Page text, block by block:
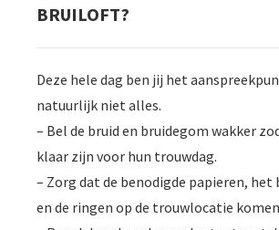
BRUILOFT?
Deze hele dag ben jij het
natuurlijk niet alles.
– Bel de bruid en bruidegom wakker
klaar zijn voor hun trouwdag.
– Zorg dat de benodigde papieren,
en de ringen op de trouwlocatie